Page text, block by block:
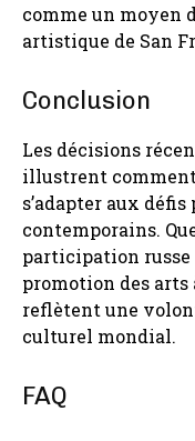
comme un moyen
artistique de San
Conclusion
Les décisions
illustrent comment
s’adapter aux
contemporains.
participation russe
promotion des
reflètent une
culturel mondial.
FAQ